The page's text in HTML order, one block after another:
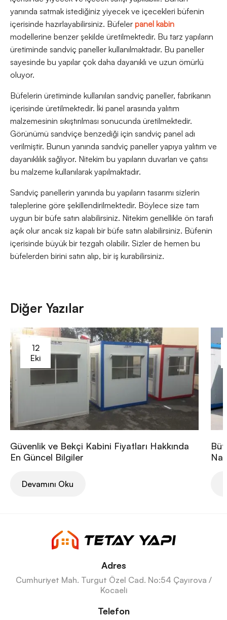
yanında satmak istediğiniz yiyecek ve içecekleri büfenin
içerisinde hazırlayabilirsiniz. Büfeler panel kabin
modellerine benzer şekilde üretilmektedir. Bu tarz yapıların
üretiminde sandviç paneller kullanılmaktadır. Bu paneller
sayesinde bu yapılar çok daha dayanıklı ve uzun ömürlü
oluyor.
Büfelerin üretiminde kullanılan sandviç paneller, fabrikanın
içerisinde üretilmektedir. İki panel arasında yalıtım
malzemesinin sıkıştırılması sonucunda üretilmektedir.
Görünümü sandviçe benzediği için sandviç panel adı
verilmiştir. Bunun yanında sandviç paneller yapıya yalıtım ve
dayanıklılık sağlıyor. Nitekim bu yapıların duvarları ve çatısı
bu malzeme kullanılarak yapılmaktadır.
Sandviç panellerin yanında bu yapıların tasarımı sizlerin
taleplerine göre şekillendirilmektedir. Böylece size tam
uygun bir büfe satın alabilirsiniz. Nitekim genellikle ön tarafı
açık olur ancak siz kapalı bir büfe satın alabilirsiniz. Büfenin
içerisinde büyük bir tezgah olabilir. Sizler de hemen bu
büfelerden birini satın alıp, bir iş kurabilirsiniz.
Diğer Yazılar
12
Eki
Güvenlik ve Bekçi Kabini Fiyatları Hakkında
En Güncel Bilgiler
Devamını Oku
Adres
Cumhuriyet Mah. Turgut Özel Cad. No:54 Çayırova /
Kocaeli
Telefon